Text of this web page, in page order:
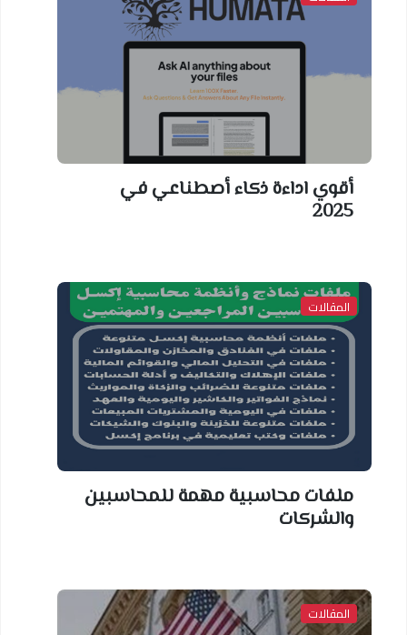
أقوي اداءة ذكاء أصطناعي في
2025
المقالات
ملفات محاسبية مهمة للمحاسبين
والشركات
المقالات